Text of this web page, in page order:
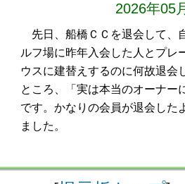
2026年05
先日、船橋ＣＣを退会して、
ルフ場に昨年入会した人とプレ
ウスに建替えするのに何故退会
ところ、「実は本当のオーナー
です。かなりの会員が退会した
ました。